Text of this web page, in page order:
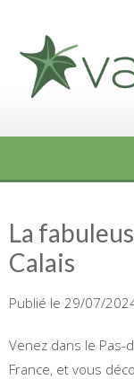
content
La
Calais
Publié le 29/07/
Venez dans le Pas-
France, et vous